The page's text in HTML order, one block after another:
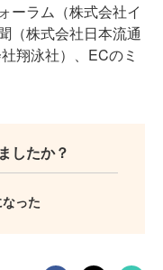
ーラム（株式会社イ
（株式会社日本流通
翔泳社）、ECのミ
したか？
った